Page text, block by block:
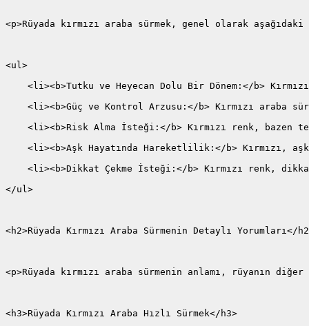
<p>Rüyada kırmızı araba sürmek, genel olarak
<ul>
<li><b>Tutku ve Heyecan Dolu Bir Dönem:</b>
<li><b>Güç ve Kontrol Arzusu:</b> Kırmızı araba
<li><b>Risk Alma İsteği:</b> Kırmızı renk, bazen
<li><b>Aşk Hayatında Hareketlilik:</b> Kırmızı,
<li><b>Dikkat Çekme İsteği:</b> Kırmızı renk,
</ul>
<h2>Rüyada Kırmızı Araba Sürmenin Detaylı Yorumları</
<p>Rüyada kırmızı araba sürmenin anlamı, rüyanın
<h3>Rüyada Kırmızı Araba Hızlı Sürmek</h3>